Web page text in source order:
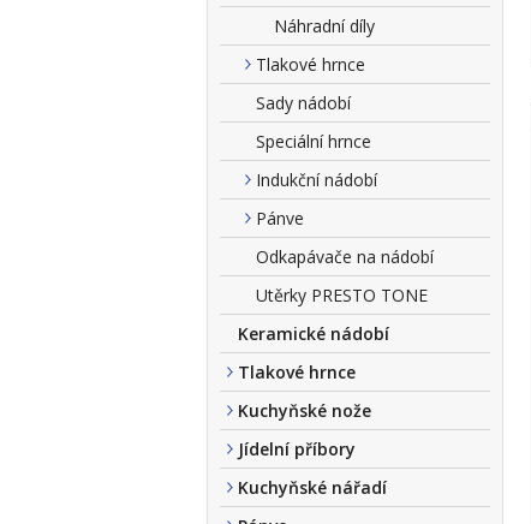
Náhradní díly
Tlakové hrnce
Sady nádobí
Speciální hrnce
Indukční nádobí
Pánve
Odkapávače na nádobí
Utěrky PRESTO TONE
Keramické nádobí
Tlakové hrnce
Kuchyňské nože
Jídelní příbory
Kuchyňské nářadí